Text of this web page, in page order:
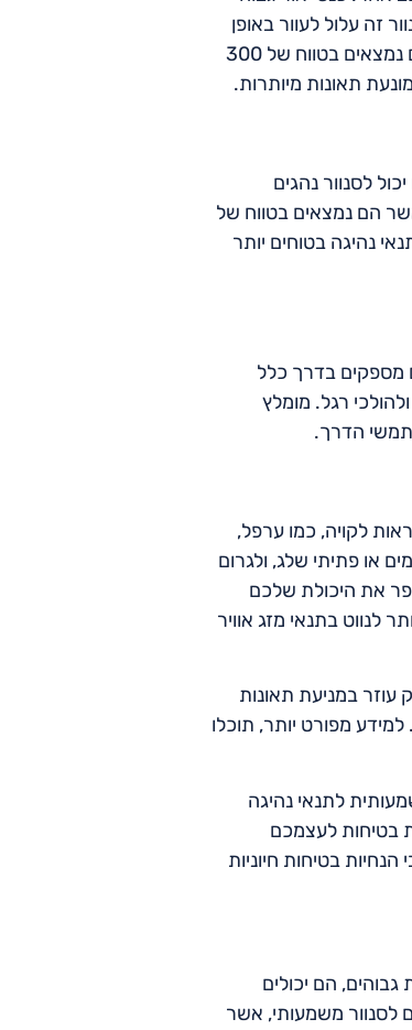
זה עלול לעוור באופן
זמני את הנהג שלפניו, וליצור תנאי נהיגה לא בטוחים. לכן, חשוב לעבור לאורות נמוכים כאשר אתם נמצאים בטווח של 300
תאונות מיותרות.
לסנוור נהגים
הם נמצאים בטווח של
נהיגה בטוחים יותר
מספקים בדרך כלל
רגל. מומלץ
הדרך.
לקויה, כמו ערפל,
או פתיתי שלג, ולגרום
את היכולת שלכם
בתנאי מזג אוויר
במניעת תאונות
מפורט יותר, תוכלו
לתנאי נהיגה
בטיחות לעצמכם
בטיחות חיוניות
הם יכולים
לסנוור משמעותי, אשר